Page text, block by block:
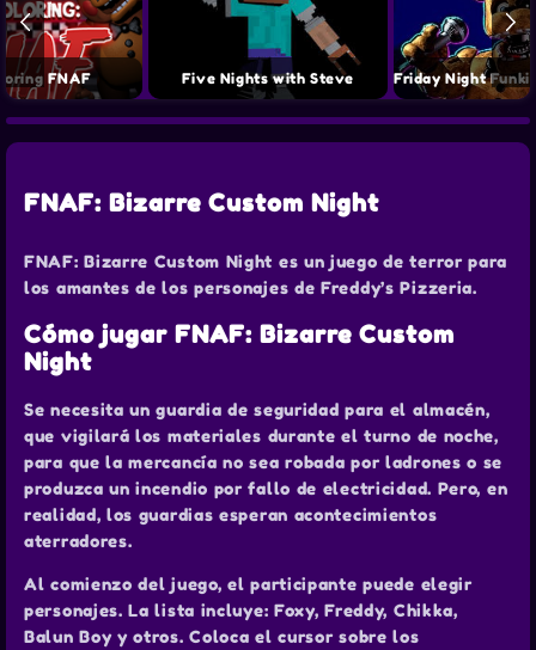
FNAF Five Nights with Steve
FNAF: Bizarre Custom Night
FNAF: Bizarre Custom Night es un juego de terror para
los amantes de los personajes de Freddy’s Pizzeria.
Cómo jugar FNAF: Bizarre Custom
Night
Se necesita un guardia de seguridad para el almacén,
que vigilará los materiales durante el turno de noche,
para que la mercancía no sea robada por ladrones o se
produzca un incendio por fallo de electricidad. Pero, en
realidad, los guardias esperan acontecimientos
aterradores.
Al comienzo del juego, el participante puede elegir
personajes. La lista incluye: Foxy, Freddy, Chikka,
Balun Boy y otros. Coloca el cursor sobre los